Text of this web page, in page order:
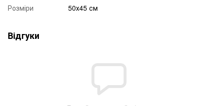
Розміри
50х45 см
Відгуки